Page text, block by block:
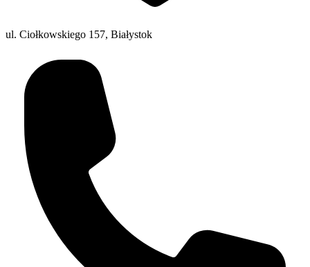
ul. Ciołkowskiego 157, Białystok